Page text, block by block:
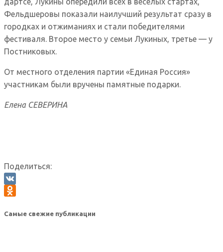
Фельдшеровы показали наилучший результат сразу в
городках и отжиманиях и стали победителями
фестиваля. Второе место у семьи Лукиных, третье — у
Постниковых.
От местного отделения партии «Единая Россия»
участникам были вручены памятные подарки.
Елена СЕВЕРИНА
Поделиться:
VK
Самые свежие публикации